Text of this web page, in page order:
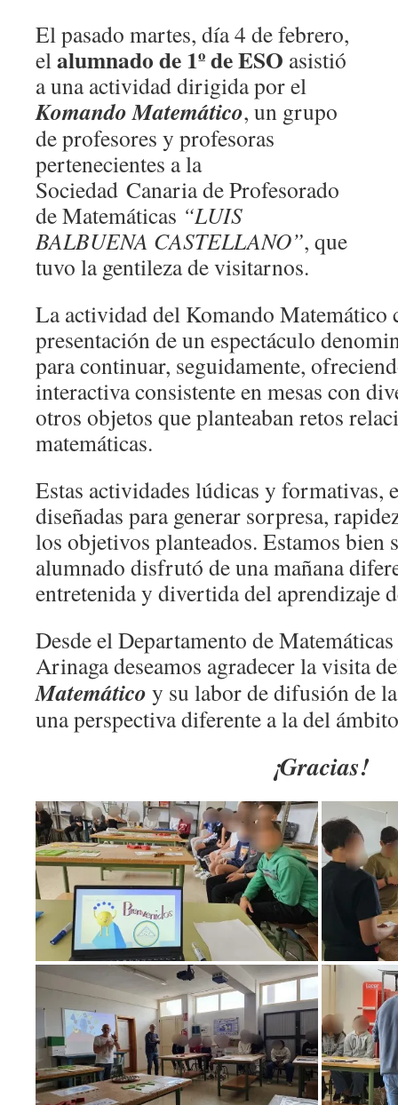
El pasado martes, día 4 de febrero,
elalumnado de 1º de ESO asistió
a una actividad dirigida por el
Komando Matemático, un grupo
de profesores y profesoras
pertenecientes a la
Sociedad Canaria de Profesorado
de Matemáticas “LUIS
BALBUENA CASTELLANO”, que
tuvo la gentileza de visitarnos.
La actividad del Komando Matemático
presentación de un espectáculo
para continuar, seguidamente,
interactiva consistente en mesas con
otros objetos que planteaban retos
matemáticas.
Estas actividades lúdicas y formativas,
diseñadas para generar sorpresa,
los objetivos planteados. Estamos bien
alumnado disfrutó de una mañana
entretenida y divertida del aprendizaje
Desde el Departamento de
Arinaga deseamos agradecer la visita
Matemático y su labor de difusión de
una perspectiva diferente a la del
¡Gracias!